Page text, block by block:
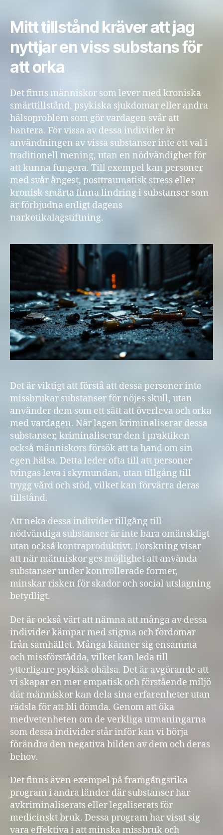
Mitt tillstånd kräver att jag
nyttjar en viss substans för
att orka
Det finns människor som lever med kroniska
smärttillstånd, psykiska sjukdomar eller andra
hälsoproblem som gör vardagen svår att
hantera. För vissa av dessa individer är
användningen av vissa substanser inte ett val i
traditionell mening, utan en nödvändighet för
att kunna fungera. Till exempel kan personer
med svår ångest, posttraumatisk stress eller
kronisk smärta finna lindring i substanser som
är förbjudna enligt dagens
narkotikalagstiftning.
Det är viktigt att förstå att dessa personer inte
missbrukar substanser för nöjes skull, utan
använder dem som ett sätt att överleva och orka
med vardagen. När lagen kriminaliserar dessa
substanser, kriminaliserar den i praktiken
också människors försök att ta hand om sin
egen hälsa. Detta leder ofta till att personer
tvingas leva i skymundan, utan tillgång till
trygg vård och stöd, vilket kan förvärra deras
tillstånd.
Att neka dessa individer tillgång till
nödvändiga substanser är inte bara omänskligt
utan också kontraproduktivt. Forskning visar
att när människor ges möjlighet att använda
substanser under kontrollerade former,
minskar risken för skador och social utslagning
betydligt.
Det är också värt att nämna att många av dessa
individer kämpar med stigma och fördomar
från samhället. Många känner sig ensamma
och missförstådda, vilket kan leda till
ytterligare psykisk ohälsa. Det är avgörande att
vi skapar en mer empatisk och förstående miljö
där människor kan dela sina erfarenheter utan
rädsla för att bli dömda. Genom att öka
medvetenheten om de verkliga utmaningarna
som dessa individer står inför kan vi börja
förändra den negativa bilden av dem och deras
behov.
Det finns även exempel på framgångsrika
program i andra länder där substanser har
avkriminaliserats eller legaliserats för
medicinskt bruk. Dessa program har visat sig
vara effektiva i att minska missbruk och